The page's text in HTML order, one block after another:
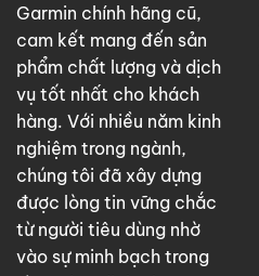
Garmin chính hãng cũ,
cam kết mang đến sản
phẩm chất lượng và dịch
vụ tốt nhất cho khách
hàng. Với nhiều năm kinh
nghiệm trong ngành,
chúng tôi đã xây dựng
được lòng tin vững chắc
từ người tiêu dùng nhờ
vào sự minh bạch trong